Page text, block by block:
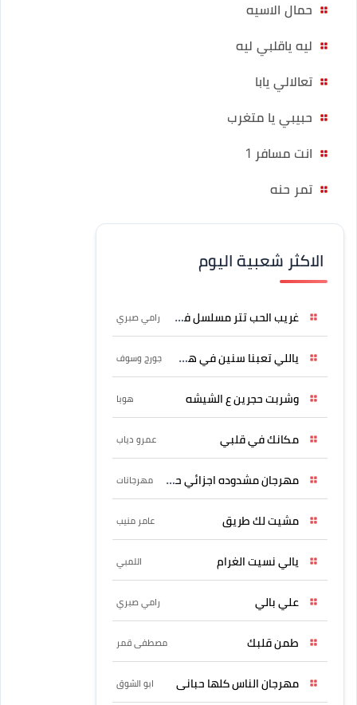
حمال الاسيه
ليه ياقلبي ليه
تعالالي يابا
حبيبي يا متغرب
انت مسافر 1
تمر حنه
الاكثر شعبية اليوم
غريب الحب تتر مسلسل فرصة رامي صبري
ياللي تعبنا سنين في هواه جورج وسوف
وشربت حجرين ع الشيشه هوبا
مكانك في قلبي عمرو دياب
مهرجان مشدوده اجزائي حربونى مهرجانات
مشيت لك طريق عامر منيب
يالي نسيت الغرام اللمبي
علي بالي رامي صبري
طمن قلبك مصطفى قمر
مهرجان الناس كلها حبانى ابو الشوق